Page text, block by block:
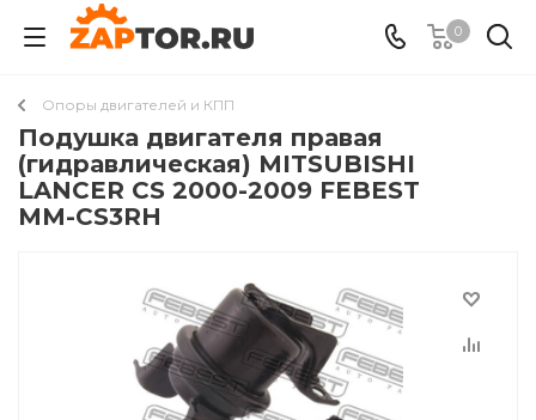
0
Опоры двигателей и КПП
Подушка двигателя правая
(гидравлическая) MITSUBISHI
LANCER CS 2000-2009 FEBEST
MM-CS3RH